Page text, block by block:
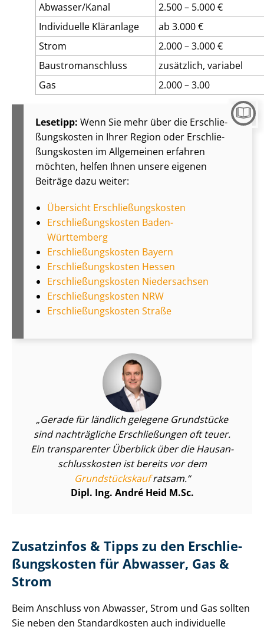
Abwasser/Kanal
2.500 – 5.000 €
Individuelle Kläranlage
ab 3.000 €
Strom
2.000 – 3.000 €
Bau­stro­m­an­schluss
zusätzlich, variabel
Gas
2.000 – 3.00
Lesetipp: Wenn Sie mehr über die Er­schlie­
ßungs­kos­ten in Ihrer Region oder Er­schlie­
ßungs­kos­ten im Allgemeinen erfahren
möchten, helfen Ihnen unsere eigenen
Beiträge dazu weiter:
Übersicht Er­schlie­ßungs­kos­ten
Er­schlie­ßungs­kos­ten Baden-
Württemberg
Er­schlie­ßungs­kos­ten Bayern
Er­schlie­ßungs­kos­ten Hessen
Er­schlie­ßungs­kos­ten Niedersachsen
Er­schlie­ßungs­kos­ten NRW
Er­schlie­ßungs­kos­ten Straße
Gerade für ländlich gelegene Grundstücke
sind nachträgliche Erschließungen oft teuer.
Ein transparenter Überblick über die Haus­an­
schluss­kos­ten ist bereits vor dem
Grundstückskaufratsam.
Dipl. Ing. André Heid M.Sc.
Zusatzinfos & Tipps zu den Er­schlie­
ßungs­kos­ten für Abwasser, Gas &
Strom
Beim Anschluss von Abwasser, Strom und Gas sollten
Sie neben den Standardkosten auch individuelle